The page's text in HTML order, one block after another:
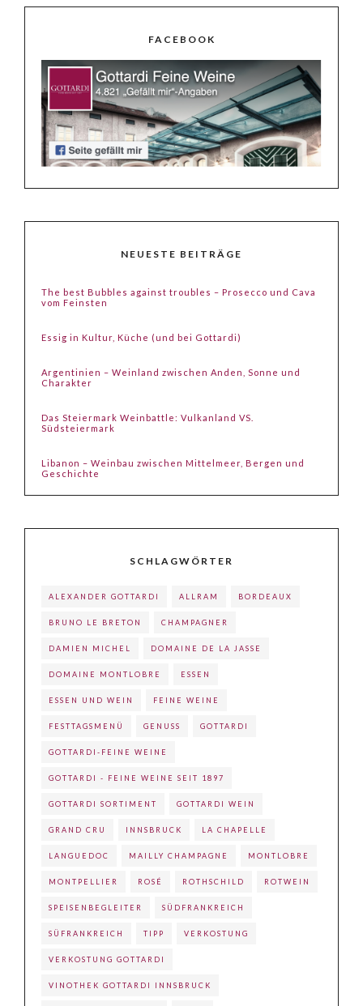
FACEBOOK
NEUESTE BEITRÄGE
The best Bubbles against troubles – Prosecco und Cava
vom Feinsten
Essig in Kultur, Küche (und bei Gottardi)
Argentinien – Weinland zwischen Anden, Sonne und
Charakter
Das Steiermark Weinbattle: Vulkanland VS.
Südsteiermark
Libanon – Weinbau zwischen Mittelmeer, Bergen und
Geschichte
SCHLAGWÖRTER
ALEXANDER GOTTARDI ALLRAM BORDEAUX
BRUNO LE BRETON CHAMPAGNER
DAMIEN MICHEL DOMAINE DE LA JASSE
DOMAINE MONTLOBRE ESSEN
ESSEN UND WEIN FEINE WEINE
FESTTAGSMENÜ GENUSS GOTTARDI
GOTTARDI-FEINE WEINE
GOTTARDI - FEINE WEINE SEIT 1897
GOTTARDI SORTIMENT GOTTARDI WEIN
GRAND CRU INNSBRUCK LA CHAPELLE
LANGUEDOC MAILLY CHAMPAGNE MONTLOBRE
MONTPELLIER ROSÉ ROTHSCHILD ROTWEIN
SPEISENBEGLEITER SÜDFRANKREICH
SÜFRANKREICH TIPP VERKOSTUNG
VERKOSTUNG GOTTARDI
VINOTHEK GOTTARDI INNSBRUCK